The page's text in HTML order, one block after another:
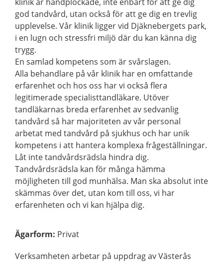
god tandvård, utan också för att ge dig en trevlig
upplevelse. Vår klinik ligger vid Djäknebergets park,
i en lugn och stressfri miljö där du kan känna dig
trygg.
En samlad kompetens som är svårslagen.
Alla behandlare på vår klinik har en omfattande
erfarenhet och hos oss har vi också flera
legitimerade specialisttandläkare. Utöver
tandläkarnas breda erfarenhet av sedvanlig
tandvård så har majoriteten av vår personal
arbetat med tandvård på sjukhus och har unik
kompetens i att hantera komplexa frågeställningar.
Låt inte tandvårdsrädsla hindra dig.
Tandvårdsrädsla kan för många hämma
möjligheten till god munhälsa. Man ska absolut inte
skämmas över det, utan kom till oss, vi har
erfarenheten och vi kan hjälpa dig.
Ägarform: Privat
Verksamheten arbetar på uppdrag av Västerås